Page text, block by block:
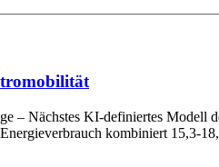
– Nächstes KI-definiertes
kombiniert 15,3-